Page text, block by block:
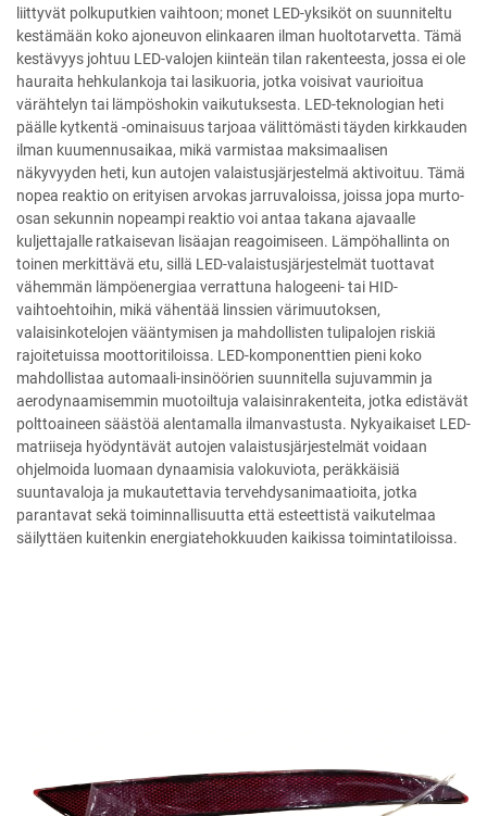
liittyvät polkuputkien vaihtoon; monet LED-yksiköt on suunniteltu
kestämään koko ajoneuvon elinkaaren ilman huoltotarvetta. Tämä
kestävyys johtuu LED-valojen kiinteän tilan rakenteesta, jossa ei ole
hauraita hehkulankoja tai lasikuoria, jotka voisivat vaurioitua
värähtelyn tai lämpöshokin vaikutuksesta. LED-teknologian heti
päälle kytkentä -ominaisuus tarjoaa välittömästi täyden kirkkauden
ilman kuumennusaikaa, mikä varmistaa maksimaalisen
näkyvyyden heti, kun autojen valaistusjärjestelmä aktivoituu. Tämä
nopea reaktio on erityisen arvokas jarruvaloissa, joissa jopa murto-
osan sekunnin nopeampi reaktio voi antaa takana ajavaalle
kuljettajalle ratkaisevan lisäajan reagoimiseen. Lämpöhallinta on
toinen merkittävä etu, sillä LED-valaistusjärjestelmät tuottavat
vähemmän lämpöenergiaa verrattuna halogeeni- tai HID-
vaihtoehtoihin, mikä vähentää linssien värimuutoksen,
valaisinkotelojen vääntymisen ja mahdollisten tulipalojen riskiä
rajoitetuissa moottoritiloissa. LED-komponenttien pieni koko
mahdollistaa automaali-insinöörien suunnitella sujuvammin ja
aerodynaamisemmin muotoiltuja valaisinrakenteita, jotka edistävät
polttoaineen säästöä alentamalla ilmanvastusta. Nykyaikaiset LED-
matriiseja hyödyntävät autojen valaistusjärjestelmät voidaan
ohjelmoida luomaan dynaamisia valokuviota, peräkkäisiä
suuntavaloja ja mukautettavia tervehdysanimaatioita, jotka
parantavat sekä toiminnallisuutta että esteettistä vaikutelmaa
säilyttäen kuitenkin energiatehokkuuden kaikissa toimintatiloissa.